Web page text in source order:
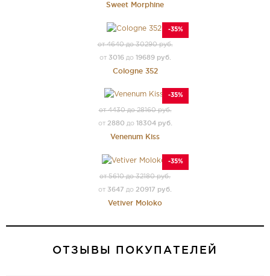
Sweet Morphine
-35%
от 4640 до 30290 руб.
от 3016до 19689 руб.
Cologne 352
-35%
от 4430 до 28160 руб.
от 2880 до 18304 руб.
Venenum Kiss
-35%
от 5610 до 32180 руб.
от 3647 до 20917 руб.
Vetiver Moloko
ОТЗЫВЫ ПОКУПАТЕЛЕЙ